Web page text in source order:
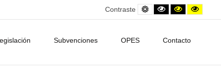
Contraste
Default
contrast
Black
and
Contraste
amarillo/
Subvenciones OPES Contacto